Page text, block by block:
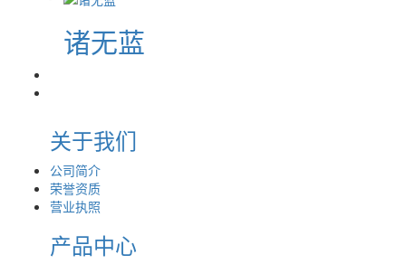
诸无蓝
关于我们
公司简介
荣誉资质
营业执照
产品中心